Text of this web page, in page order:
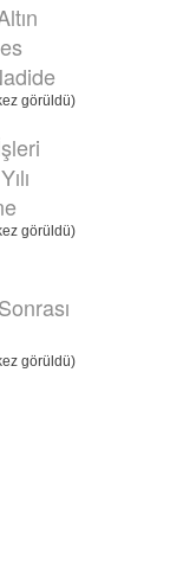
görüldü)
görüldü)
görüldü)